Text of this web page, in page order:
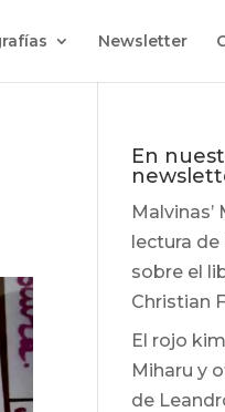
Newsletter
En
Malvinas’
lectura
sobre el
Christian
El rojo
Miharu y
de